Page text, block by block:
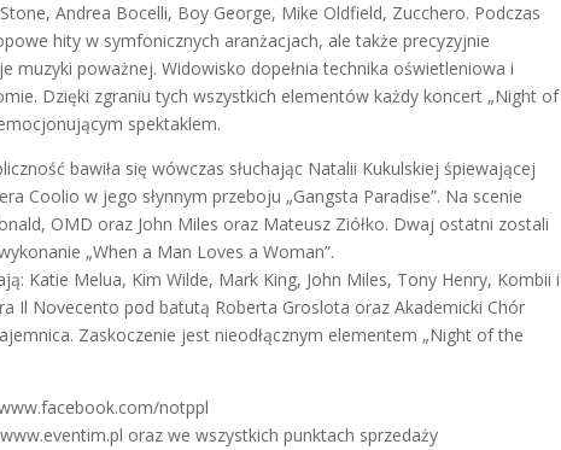
Andrea Bocelli, Boy George, Mike Oldfield, Zucchero. Podczas
hity w symfonicznych aranżacjach, ale także precyzyjnie
muzyki poważnej. Widowisko dopełnia technika oświetleniowa i
Dzięki zgraniu tych wszystkich elementów każdy koncert „Night of
spektaklem.
bawiła się wówczas słuchając Natalii Kukulskiej śpiewającej
Coolio w jego słynnym przeboju „Gangsta Paradise”. Na scenie
OMD oraz John Miles oraz Mateusz Ziółko. Dwaj ostatni zostali
„When a Man Loves a Woman”.
Katie Melua, Kim Wilde, Mark King, John Miles, Tony Henry, Kombii i
Il Novecento pod batutą Roberta Groslota oraz Akademicki Chór
Zaskoczenie jest nieodłącznym elementem „Night of the
notppl
oraz we wszystkich punktach sprzedaży